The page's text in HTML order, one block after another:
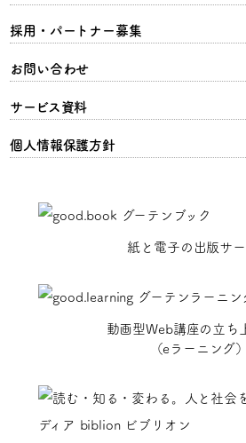
採用・パートナー募集
お問い合わせ
サービス資料
個人情報保護方針
紙と電子の出版サー
動画型Web講座の立ち
（eラーニング）